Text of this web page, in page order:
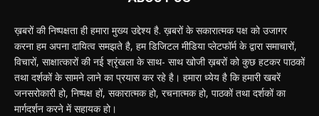
ख़बरों की निष्पक्षता ही हमारा मुख्य उद्देश्य है. ख़बरों के सकारात्मक पक्ष को उजागर
करना हम अपना दायित्व समझते है, हम डिजिटल मीडिया प्लेटफॉर्म के द्वारा समाचारों,
विचारों, साक्षात्कारों की नई श्रृंखला के साथ- साथ खोजी ख़बरों को कुछ हटकर पाठकों
तथा दर्शकों के सामने लाने का प्रयास कर रहे है। हमारा ध्येय है कि हमारी खबरें
जनसरोकारी हो, निष्पक्ष हों, सकारात्मक हो, रचनात्मक हो, पाठकों तथा दर्शकों का
मार्गदर्शन करने में सहायक हो।